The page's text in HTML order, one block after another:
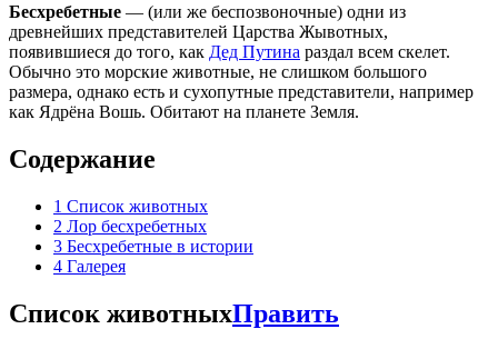
Бесхребетные — (или же беспозвоночные) одни из
древнейших представителей Царства Жывотных,
появившиеся до того, как Дед Путина раздал всем скелет.
Обычно это морские животные, не слишком большого
размера, однако есть и сухопутные представители, например
как Ядрёна Вошь. Обитают на планете Земля.
Содержание
1 Список животных
2 Лор бесхребетных
3 Бесхребетные в истории
4 Галерея
Список животныхПравить